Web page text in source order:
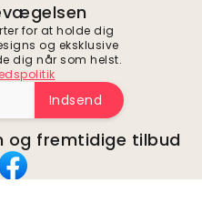
for at holde dig
og eksklusive
dig når som helst.
Indsend
og fremtidige tilbud